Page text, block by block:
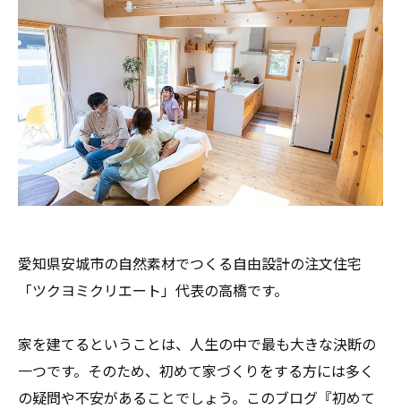
愛知県安城市の自然素材でつくる自由設計の注文住宅
「ツクヨミクリエート」代表の高橋です。
家を建てるということは、人生の中で最も大きな決断の
一つです。そのため、初めて家づくりをする方には多く
の疑問や不安があることでしょう。このブログ『初めて